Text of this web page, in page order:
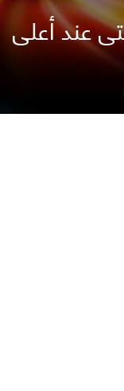
عند أعلى